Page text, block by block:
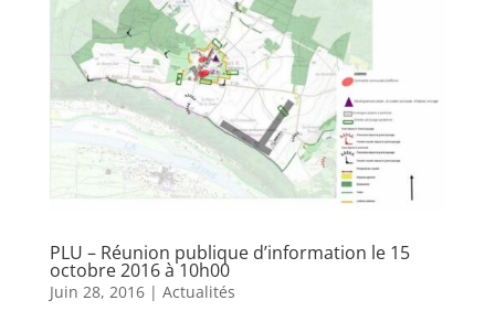
PLU – Réunion publique d’information le 15
octobre 2016 à 10h00
Juin 28, 2016| Actualités